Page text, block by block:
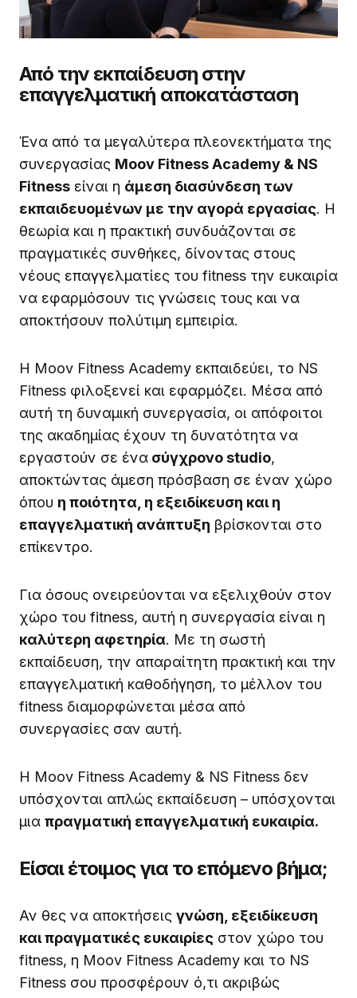
Από την εκπαίδευση στην
επαγγελματική αποκατάσταση
Ένα από τα μεγαλύτερα πλεονεκτήματα της
συνεργασίας Moov Fitness Academy & NS
Fitness είναι η άμεση διασύνδεση των
εκπαιδευομένων με την αγορά εργασίας. Η
θεωρία και η πρακτική συνδυάζονται σε
πραγματικές συνθήκες, δίνοντας στους
νέους επαγγελματίες του fitness την ευκαιρία
να εφαρμόσουν τις γνώσεις τους και να
αποκτήσουν πολύτιμη εμπειρία.
Η Moov Fitness Academy εκπαιδεύει, το NS
Fitness φιλοξενεί και εφαρμόζει. Μέσα από
αυτή τη δυναμική συνεργασία, οι απόφοιτοι
της ακαδημίας έχουν τη δυνατότητα να
εργαστούν σε ένα σύγχρονο studio,
αποκτώντας άμεση πρόσβαση σε έναν χώρο
όπου η ποιότητα, η εξειδίκευση και η
επαγγελματική ανάπτυξη βρίσκονται στο
επίκεντρο.
Για όσους ονειρεύονται να εξελιχθούν στον
χώρο του fitness, αυτή η συνεργασία είναι η
καλύτερη αφετηρία. Με τη σωστή
εκπαίδευση, την απαραίτητη πρακτική και την
επαγγελματική καθοδήγηση, το μέλλον του
fitness διαμορφώνεται μέσα από
συνεργασίες σαν αυτή.
Η Moov Fitness Academy & NS Fitness δεν
υπόσχονται απλώς εκπαίδευση – υπόσχονται
μια πραγματική επαγγελματική ευκαιρία.
Είσαι έτοιμος για το επόμενο βήμα;
Αν θες να αποκτήσεις γνώση, εξειδίκευση
και πραγματικές ευκαιρίες στον χώρο του
fitness, η Moov Fitness Academy και το NS
Fitness σου προσφέρουν ό,τι ακριβώς